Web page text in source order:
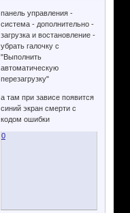
панель управления -
система - дополнительно -
загрузка и востановление -
убрать галочку с
"Выполнить
автоматическую
перезагрузку"
а там при зависе появится
синий экран смерти с
кодом ошибки
0